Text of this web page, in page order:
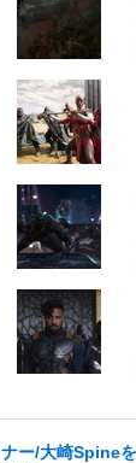
ー/大崎Spine